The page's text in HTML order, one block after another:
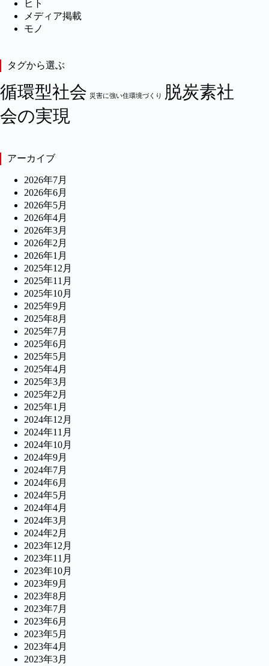
ヒト
メディア掲載
モノ
タグから選ぶ
循環型社会 災害に強い住環境づくり
脱炭素社
会の実現
アーカイブ
2026年7月
2026年6月
2026年5月
2026年4月
2026年3月
2026年2月
2026年1月
2025年12月
2025年11月
2025年10月
2025年9月
2025年8月
2025年7月
2025年6月
2025年5月
2025年4月
2025年3月
2025年2月
2025年1月
2024年12月
2024年11月
2024年10月
2024年9月
2024年7月
2024年6月
2024年5月
2024年4月
2024年3月
2024年2月
2023年12月
2023年11月
2023年10月
2023年9月
2023年8月
2023年7月
2023年6月
2023年5月
2023年4月
2023年3月